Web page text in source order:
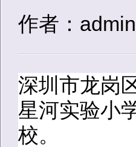
作者：
深圳市龙岗
星河实验小
校。